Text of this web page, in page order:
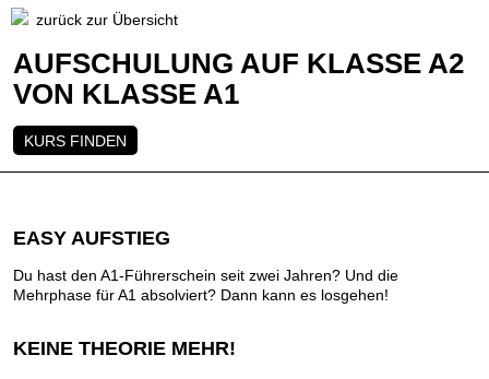
zurück zur Übersicht
AUFSCHULUNG AUF KLASSE A2
VON KLASSE A1
KURS FINDEN
EASY AUFSTIEG
Du hast den A1-Führerschein seit zwei Jahren? Und die
Mehrphase für A1 absolviert? Dann kann es losgehen!
KEINE THEORIE MEHR!